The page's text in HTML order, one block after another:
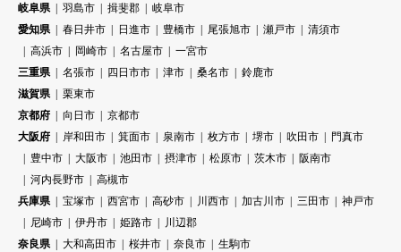
岐阜県
羽島市 揖斐郡
岐阜市
愛知県
春日井市 日進市 豊橋市 尾張旭市 瀬戸市
清須市
高浜市
岡崎市 名古屋市
一宮市
三重県
名張市 四日市市 津市 桑名市
鈴鹿市
滋賀県
栗東市
京都府
向日市
京都市
大阪府
岸和田市 箕面市 泉南市 枚方市 堺市 吹田市
門真市
豊中市
大阪市 池田市 摂津市 松原市 茨木市
阪南市
河内長野市
高槻市
兵庫県
宝塚市 西宮市 高砂市 川西市 加古川市 三田市
神戸市
尼崎市
伊丹市 姫路市
川辺郡
奈良県
大和高田市 桜井市 奈良市
生駒市